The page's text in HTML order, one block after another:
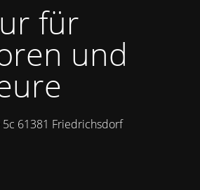
für
und
5c 61381 Friedrichsdorf